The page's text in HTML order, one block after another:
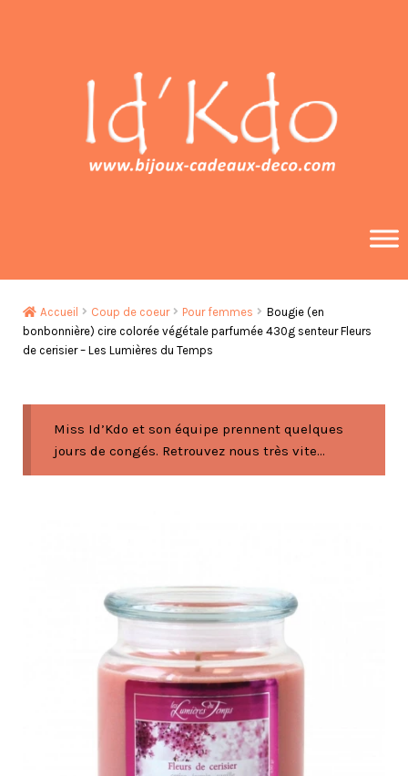
Accueil Coup de coeur Pour femmes
Bougie (en
bonbonnière) cire colorée végétale parfumée 430g senteur Fleurs
de cerisier – Les Lumières du Temps
Miss Id’Kdo et son équipe prennent quelques
jours de congés. Retrouvez nous très vite...